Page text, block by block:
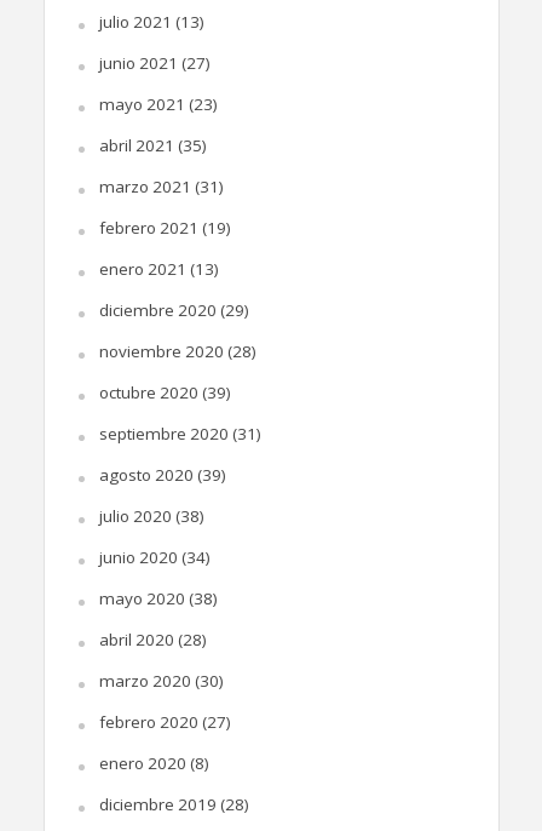
julio 2021 (13)
junio 2021 (27)
mayo 2021 (23)
abril 2021 (35)
marzo 2021 (31)
febrero 2021 (19)
enero 2021 (13)
diciembre 2020 (29)
noviembre 2020 (28)
octubre 2020 (39)
septiembre 2020 (31)
agosto 2020 (39)
julio 2020 (38)
junio 2020 (34)
mayo 2020 (38)
abril 2020 (28)
marzo 2020 (30)
febrero 2020 (27)
enero 2020 (8)
diciembre 2019 (28)